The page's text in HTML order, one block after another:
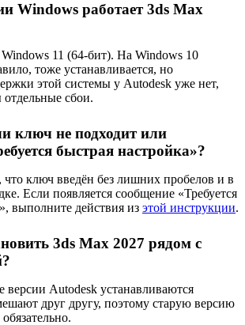
Windows работает 3ds Max
11 (64-бит). На Windows 10
тоже устанавливается, но
этой системы у Autodesk уже нет,
сбои.
ключ не подходит или
быстрая настройка»?
что ключ введён без лишних пробелов и в
Если появляется сообщение «Требуется
выполните действия из этой инструкции.
3ds Max 2027 рядом с
версии Autodesk устанавливаются
друг другу, поэтому старую версию